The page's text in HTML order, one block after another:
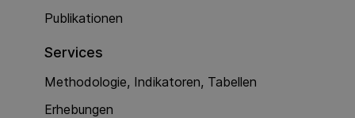
Publikationen
Services
Methodologie, Indikatoren, Tabellen
Erhebungen